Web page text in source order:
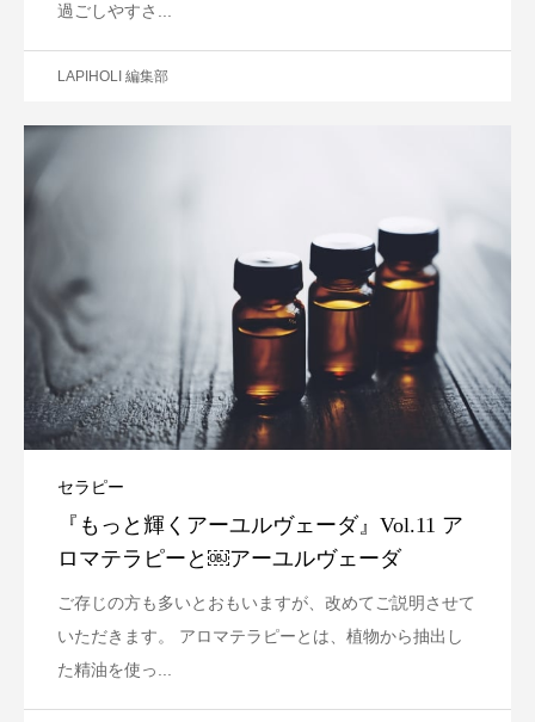
過ごしやすさ...
LAPIHOLI 編集部
セラピー
『もっと輝くアーユルヴェーダ』Vol.11 ア
ロマテラピーと￼アーユルヴェーダ
ご存じの方も多いとおもいますが、改めてご説明させて
いただきます。 アロマテラピーとは、植物から抽出し
た精油を使っ...